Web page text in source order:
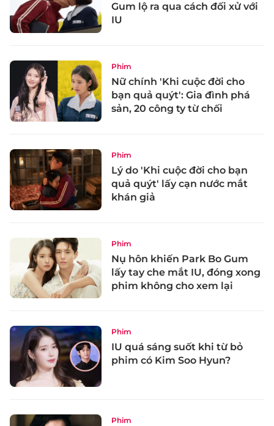
Gum lộ ra qua cách đối xử với
IU
Phim
Nữ chính 'Khi cuộc đời cho
bạn quả quýt': Gia đình phá
sản, 20 công ty từ chối
Phim
Lý do 'Khi cuộc đời cho bạn
quả quýt' lấy cạn nước mắt
khán giả
Phim
Nụ hôn khiến Park Bo Gum
lấy tay che mắt IU, đóng xong
phim không cho xem lại
Phim
IU quá sáng suốt khi từ bỏ
phim có Kim Soo Hyun?
Phim